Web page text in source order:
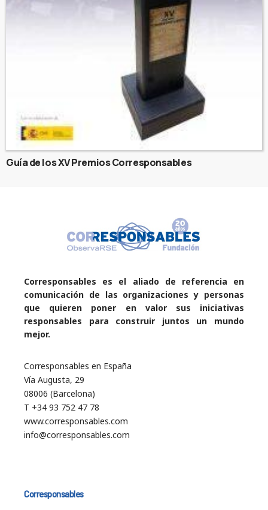
Guía de los XV Premios Corresponsables
Corresponsables es el aliado de referencia en
comunicación de las organizaciones y personas
que quieren poner en valor sus iniciativas
responsables para construir juntos un mundo
mejor.
Corresponsables en España
Vía Augusta, 29
08006 (Barcelona)
T +34 93 752 47 78
www.corresponsables.com
info@corresponsables.com
Corresponsables